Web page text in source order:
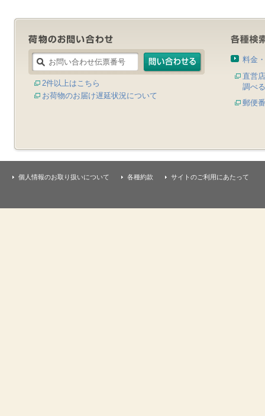
2件以上はこちら
お荷物のお届け遅延状況について
料金
直営
調べる
郵便
個人情報のお取り扱いについて 各種約款 サイトのご利用にあたって